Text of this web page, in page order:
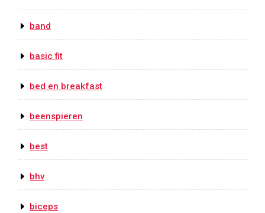
band
basic fit
bed en breakfast
beenspieren
best
bhv
biceps